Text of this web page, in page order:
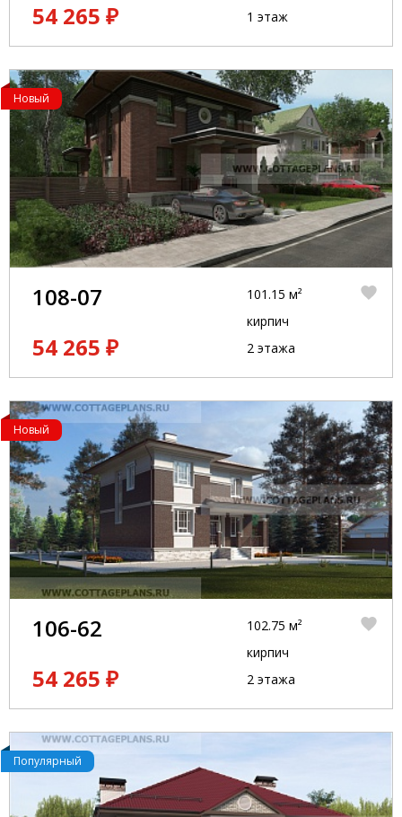
54 265 ₽
1 этаж
Новый
108-07
54 265 ₽
101.15 м²
кирпич
2 этажа
Новый
106-62
54 265 ₽
102.75 м²
кирпич
2 этажа
Популярный